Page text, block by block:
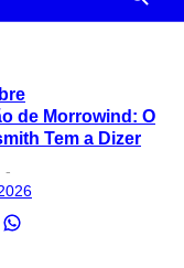
de Morrowind: O
Tem a Dizer
on